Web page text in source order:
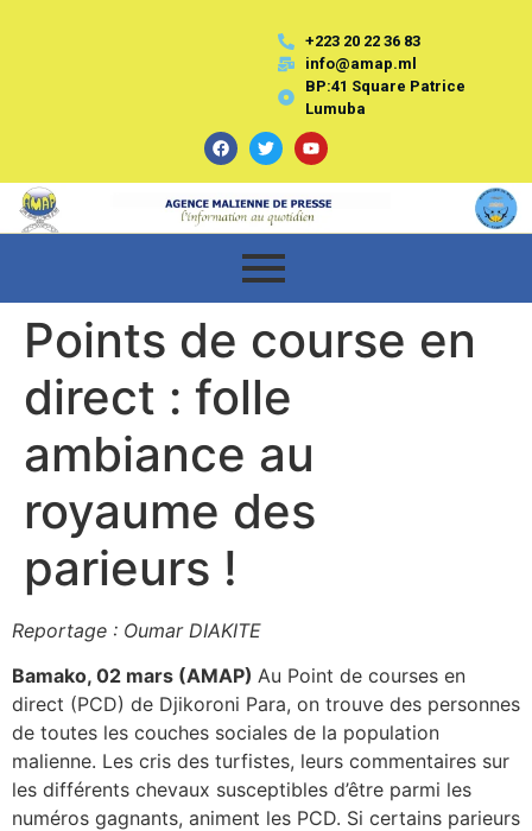
+223 20 22 36 83
info@amap.ml
BP:41 Square Patrice
Lumuba
Points de course en
direct : folle
ambiance au
royaume des
parieurs !
Reportage : Oumar DIAKITE
Bamako, 02 mars (AMAP) Au Point de courses en
direct (PCD) de Djikoroni Para, on trouve des personnes
de toutes les couches sociales de la population
malienne. Les cris des turfistes, leurs commentaires sur
les différents chevaux susceptibles d’être parmi les
numéros gagnants, animent les PCD. Si certains parieurs